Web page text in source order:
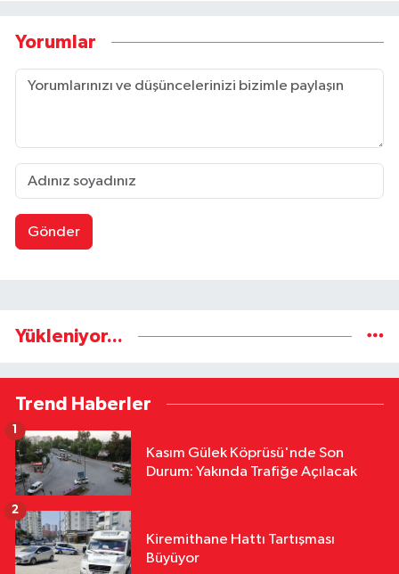
Yorumlar
Gönder
Yükleniyor...
Trend Haberler
Kasım Gülek Köprüsü'nde Son
Durum: Yakında Trafiğe Açılacak
1
Kiremithane Hattı Tartışması
Büyüyor
2